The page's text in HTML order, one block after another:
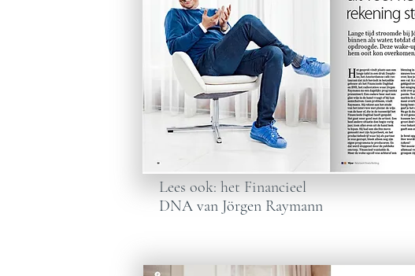
Lees ook: het Financieel
DNA van Jörgen Raymann